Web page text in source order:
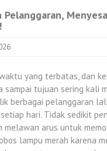
Pelanggaran,
yang terbatas, dan
sampai tujuan sering kali
berbagai pelanggaran
hari. Tidak sedikit
melawan arus untuk
lampu merah karena